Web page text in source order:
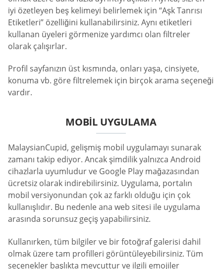
iyi özetleyen beş kelimeyi belirlemek için “Aşk Tanrısı
Etiketleri” özelliğini kullanabilirsiniz. Aynı etiketleri
kullanan üyeleri görmenize yardımcı olan filtreler
olarak çalışırlar.
Profil sayfanızın üst kısmında, onları yaşa, cinsiyete,
konuma vb. göre filtrelemek için birçok arama seçeneği
vardır.
MOBIL UYGULAMA
MalaysianCupid, gelişmiş mobil uygulamayı sunarak
zamanı takip ediyor. Ancak şimdilik yalnızca Android
cihazlarla uyumludur ve Google Play mağazasından
ücretsiz olarak indirebilirsiniz. Uygulama, portalın
mobil versiyonundan çok az farklı olduğu için çok
kullanışlıdır. Bu nedenle ana web sitesi ile uygulama
arasında sorunsuz geçiş yapabilirsiniz.
Kullanırken, tüm bilgiler ve bir fotoğraf galerisi dahil
olmak üzere tam profilleri görüntüleyebilirsiniz. Tüm
seçenekler başlıkta mevcuttur ve ilgili emojiler